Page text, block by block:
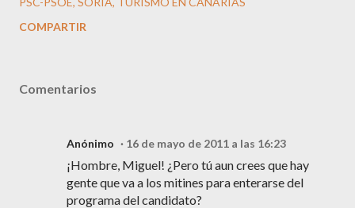
COMPARTIR
Comentarios
Anónimo 16 de mayo de 2011 a las 16:23
¡Hombre, Miguel! ¿Pero tú aun crees que hay
gente que va a los mitines para enterarse del
programa del candidato?